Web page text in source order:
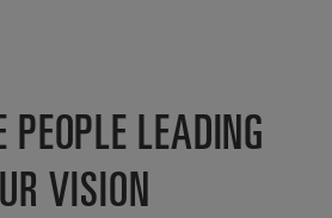
PEOPLE LEADING
VISION